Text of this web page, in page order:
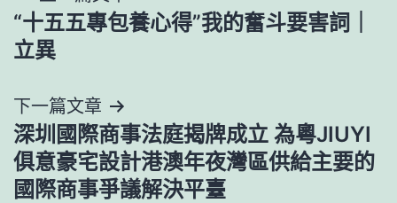
章
覽
“十五五專包養心得”我的奮斗要害詞｜
立異
下一篇文章
深圳國際商事法庭揭牌成立 為粵JIUYI
俱意豪宅設計港澳年夜灣區供給主要的
國際商事爭議解決平臺